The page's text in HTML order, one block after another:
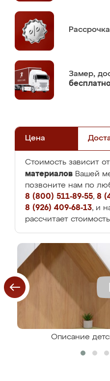
Рассрочка
Замер,
Цена
Стоимость зависит от
материалов Вашей
позвоните нам по
8 (800) 511-89-55, 8
8 (926) 409-68-13, и
рассчитает
Описание